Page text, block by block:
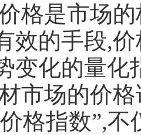
格是市场
效的手段,
变化的量化
市场的价
格指数”,